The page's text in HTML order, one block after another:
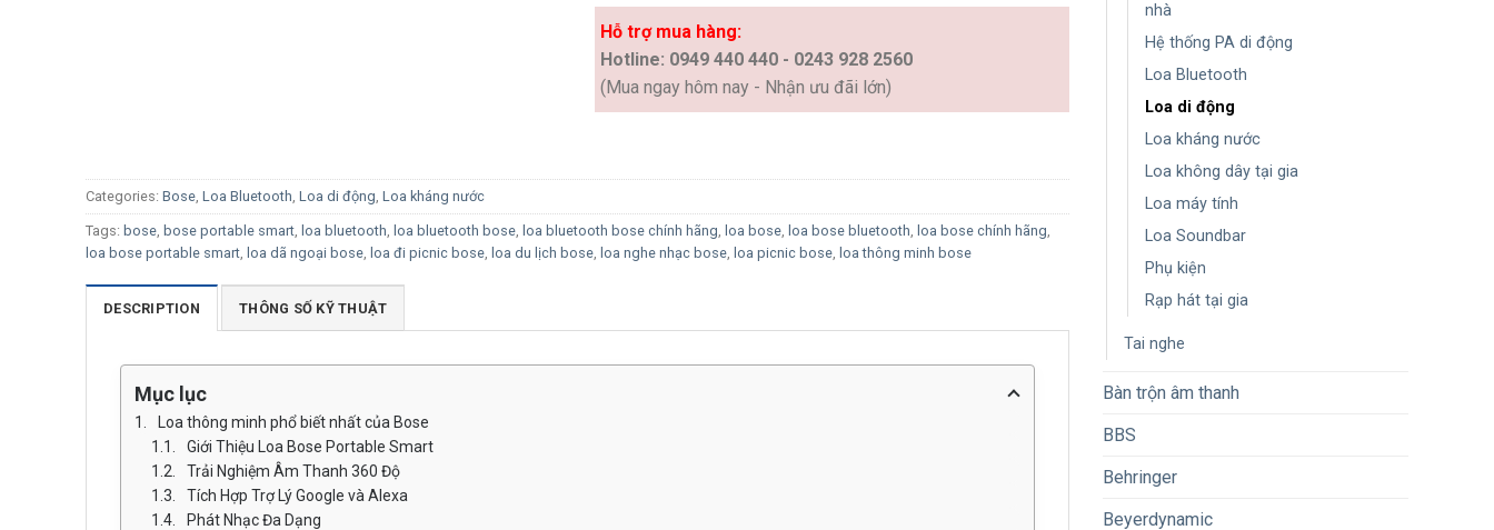
Hỗ trợ mua hàng:
Hotline: 0949 440 440 - 0243 928 2560
(Mua ngay hôm nay - Nhận ưu đãi lớn)
Categories: Bose, Loa Bluetooth, Loa di động, Loa kháng nước
Tags: bose, bose portable smart, loa bluetooth, loa bluetooth bose, loa bluetooth bose chính hãng, loa bose, loa bose bluetooth, loa bose chính hãng,
loa bose portable smart, loa dã ngoại bose, loa đi picnic bose, loa du lịch bose, loa nghe nhạc bose, loa picnic bose, loa thông minh bose
DESCRIPTION THÔNG SỐ KỸ THUẬT
Mục lục
Loa thông minh phổ biết nhất của Bose
Giới Thiệu Loa Bose Portable Smart
Trải Nghiệm Âm Thanh 360 Độ
Tích Hợp Trợ Lý Google và Alexa
Phát Nhạc Đa Dạng
nhà
Hệ thống PA di động
Loa Bluetooth
Loa di động
Loa kháng nước
Loa không dây tại gia
Loa máy tính
Loa Soundbar
Phụ kiện
Rạp hát tại gia
Tai nghe
Bàn trộn âm thanh
BBS
Behringer
Beyerdynamic